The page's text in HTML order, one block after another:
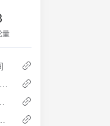
量
Let&#039;s Encrypt免费泛域名SSL证书获取
屏蔽部分网站的解决办法
及缓存配置